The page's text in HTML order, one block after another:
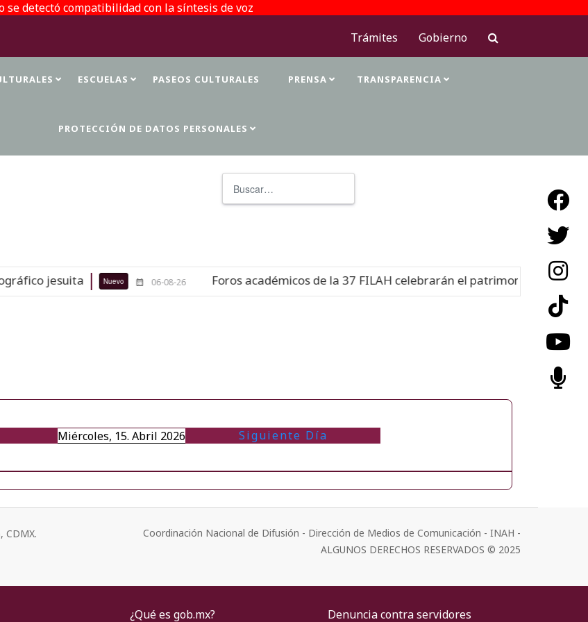
se detectó compatibilidad con la síntesis de voz
Trámites
Gobierno
ESCUELAS PASEOS CULTURALES PRENSA TRANSPARENCIA
PROTECCIÓN DE DATOS PERSONALES
jesuita Nuevo 06-08-26 Foros académicos de la 37 FILAH celebrarán el patrimonio cultural
Miércoles, 15. Abril 2026 Siguiente Día
CDMX.
Coordinación Nacional de Difusión - Dirección de Medios de Comunicación - INAH -
ALGUNOS DERECHOS RESERVADOS © 2025
¿Qué es gob.mx?
Denuncia contra servidores